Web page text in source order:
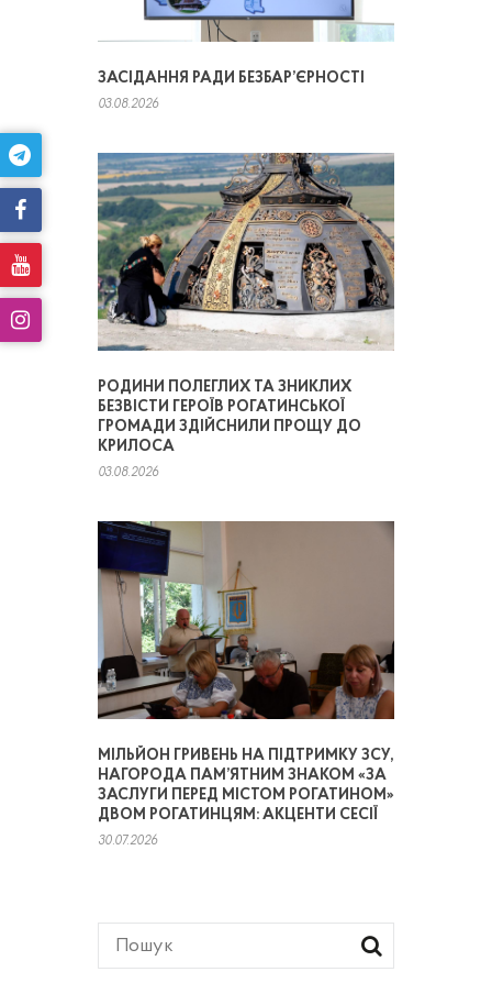
ЗАСІДАННЯ РАДИ БЕЗБАР’ЄРНОСТІ
03.08.2026
РОДИНИ ПОЛЕГЛИХ ТА ЗНИКЛИХ
БЕЗВІСТИ ГЕРОЇВ РОГАТИНСЬКОЇ
ГРОМАДИ ЗДІЙСНИЛИ ПРОЩУ ДО
КРИЛОСА
03.08.2026
МІЛЬЙОН ГРИВЕНЬ НА ПІДТРИМКУ ЗСУ,
НАГОРОДА ПАМ’ЯТНИМ ЗНАКОМ «ЗА
ЗАСЛУГИ ПЕРЕД МІСТОМ РОГАТИНОМ»
ДВОМ РОГАТИНЦЯМ: АКЦЕНТИ СЕСІЇ
30.07.2026